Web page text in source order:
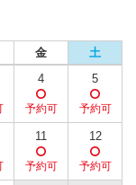
金
土
4 5
11 12